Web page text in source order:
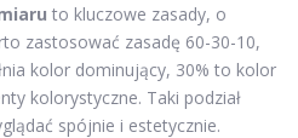
to kluczowe zasady, o
zastosować zasadę 60-30-10,
kolor dominujący, 30% to kolor
kolorystyczne. Taki podział
spójnie i estetycznie.